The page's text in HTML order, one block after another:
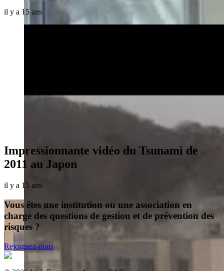
il y a 15 ans
Impressionnante vidéo du Tsunami de
2011 au Japon
il y a 15 ans
Vous êtes une institution ou une association en
charge des questions de gestion et de prévention des
risques ?
Rejoignez-nous